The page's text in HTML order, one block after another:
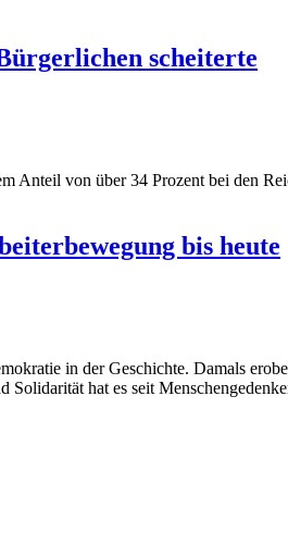
scheiterte
Anteil von über 34 Prozent bei den
bis heute
in der Geschichte. Damals
hat es seit